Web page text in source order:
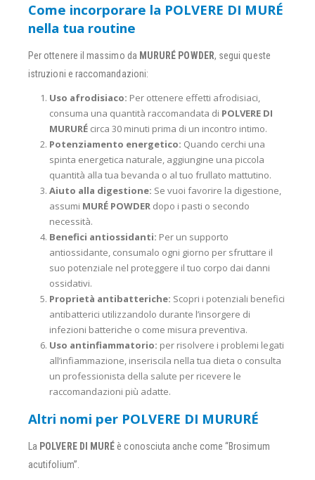
Come incorporare la POLVERE DI MURÉ
nella tua routine
Per ottenere il massimo da MURURÉ POWDER, segui queste
istruzioni e raccomandazioni:
Uso afrodisiaco: Per ottenere effetti afrodisiaci,
consuma una quantità raccomandata di POLVERE DI
MURURÉcirca 30 minuti prima di un incontro intimo.
Potenziamento energetico: Quando cerchi una
spinta energetica naturale, aggiungine una piccola
quantità alla tua bevanda o al tuo frullato mattutino.
Aiuto alla digestione: Se vuoi favorire la digestione,
assumi MURÉ POWDERdopo i pasti o secondo
necessità.
Benefici antiossidanti: Per un supporto
antiossidante, consumalo ogni giorno per sfruttare il
suo potenziale nel proteggere il tuo corpo dai danni
ossidativi.
Proprietà antibatteriche: Scopri i potenziali benefici
antibatterici utilizzandolo durante l’insorgere di
infezioni batteriche o come misura preventiva.
Uso antinfiammatorio: per risolvere i problemi legati
all’infiammazione, inseriscila nella tua dieta o consulta
un professionista della salute per ricevere le
raccomandazioni più adatte.
Altri nomi per POLVERE DI MURURÉ
La POLVERE DI MURÉè conosciuta anche come “Brosimum
acutifolium”.